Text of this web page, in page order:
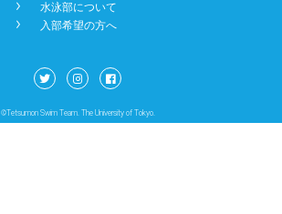
󿾡 水泳部について
󿾡 入部希望の方へ
©Tetsumon Swim Team. The University of Tokyo.